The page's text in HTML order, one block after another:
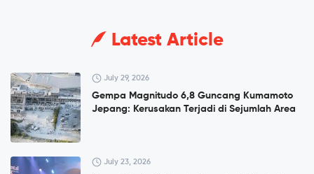
Latest Article
July 29, 2026
Gempa Magnitudo 6,8 Guncang Kumamoto
Jepang: Kerusakan Terjadi di Sejumlah Area
July 23, 2026